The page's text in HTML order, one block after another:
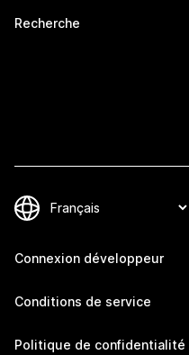
Recherche
Connexion développeur
Conditions de service
Politique de confidentialité